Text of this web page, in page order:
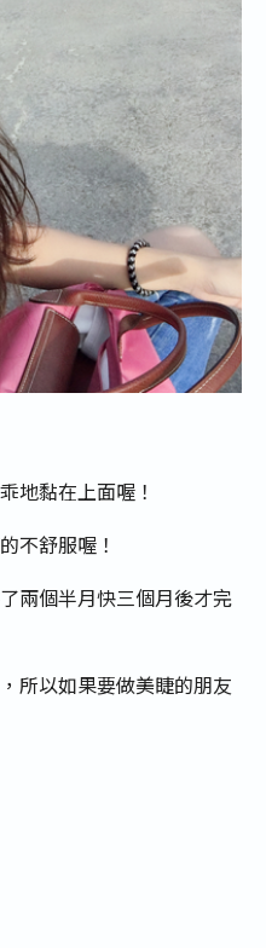
地黏在上面喔！
不舒服喔！
兩個半月快三個月後才完
所以如果要做美睫的朋友